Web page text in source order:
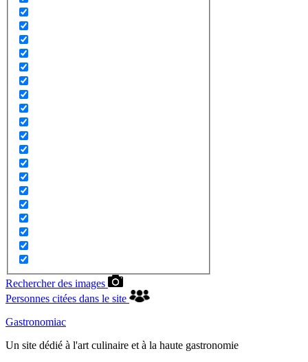
Rechercher des images
Personnes citées dans le site
Gastronomiac
Un site dédié à l'art culinaire et à la haute gastronomie